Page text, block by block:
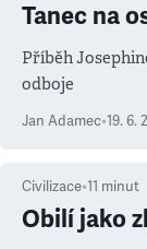
Tanec na
Příběh
odboje
Jan Adamec•19. 6.
Civilizace•11 minut
Obilí jako